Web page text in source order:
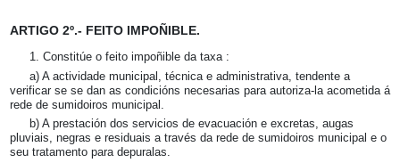
ARTIGO 2º.- FEITO IMPOÑIBLE.
1. Constitúe o feito impoñible da taxa :
a) A actividade municipal, técnica e administrativa, tendente a
verificar se se dan as condicións necesarias para autoriza-la acometida á
rede de sumidoiros municipal.
b) A prestación dos servicios de evacuación e excretas, augas
pluviais, negras e residuais a través da rede de sumidoiros municipal e o
seu tratamento para depuralas.